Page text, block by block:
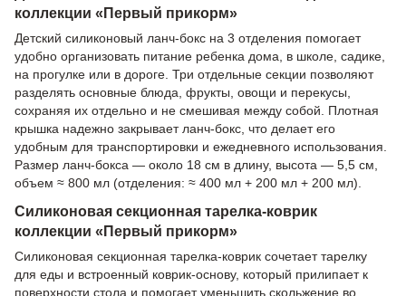
коллекции «Первый прикорм»
Детский силиконовый ланч-бокс на 3 отделения помогает
удобно организовать питание ребенка дома, в школе, садике,
на прогулке или в дороге. Три отдельные секции позволяют
разделять основные блюда, фрукты, овощи и перекусы,
сохраняя их отдельно и не смешивая между собой. Плотная
крышка надежно закрывает ланч-бокс, что делает его
удобным для транспортировки и ежедневного использования.
Размер ланч-бокса — около 18 см в длину, высота — 5,5 см,
объем ≈ 800 мл (отделения: ≈ 400 мл + 200 мл + 200 мл).
Силиконовая секционная тарелка-коврик
коллекции «Первый прикорм»
Силиконовая секционная тарелка-коврик сочетает тарелку
для еды и встроенный коврик-основу, который прилипает к
поверхности стола и помогает уменьшить скольжение во